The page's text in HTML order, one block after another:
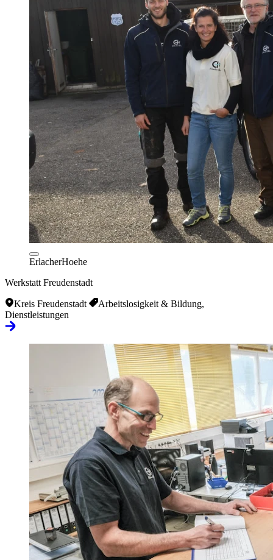
ErlacherHoehe
Werkstatt Freudenstadt
Kreis Freudenstadt
Arbeitslosigkeit & Bildung,
Dienstleistungen